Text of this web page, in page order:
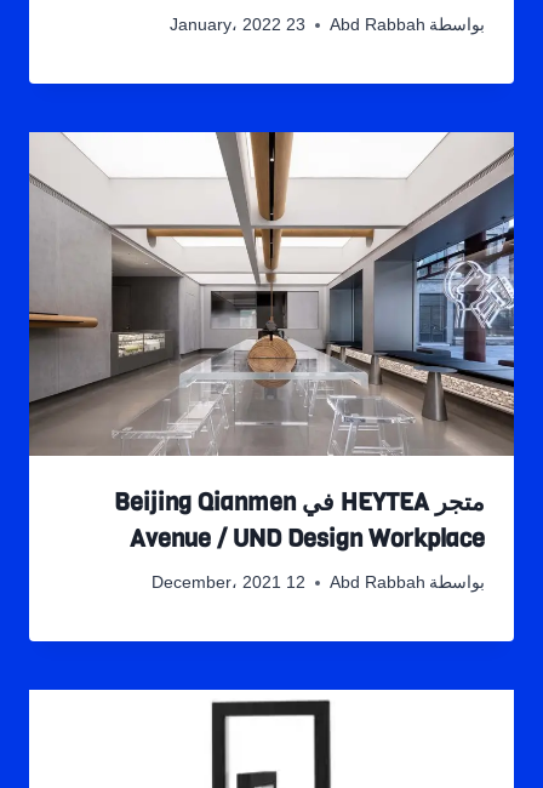
بواسطة Abd Rabbah 23 January، 2022
متجر HEYTEA في Beijing Qianmen
Avenue / UND Design Workplace
بواسطة Abd Rabbah 12 December، 2021